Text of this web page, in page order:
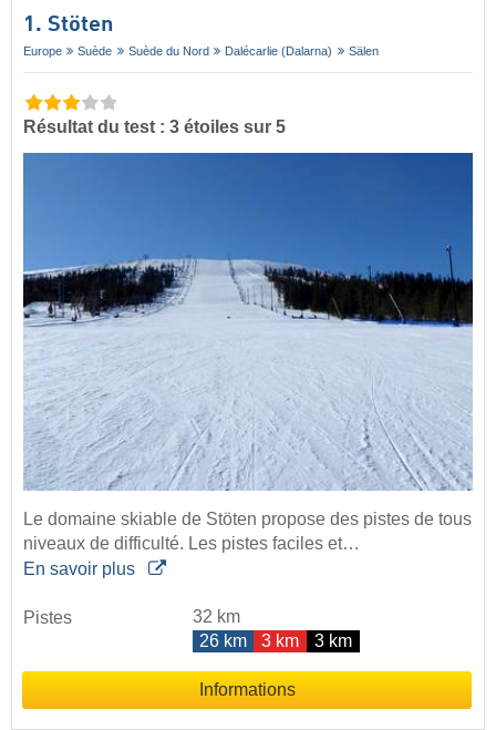
1. Stöten
Europe Suède Suède du Nord Dalécarlie (Dalarna) Sälen
Résultat du test : 3 étoiles sur 5
Le domaine skiable de Stöten propose des pistes de tous
niveaux de difficulté. Les pistes faciles et…
En savoir plus
Pistes
32 km
26 km
3 km 3 km
Informations